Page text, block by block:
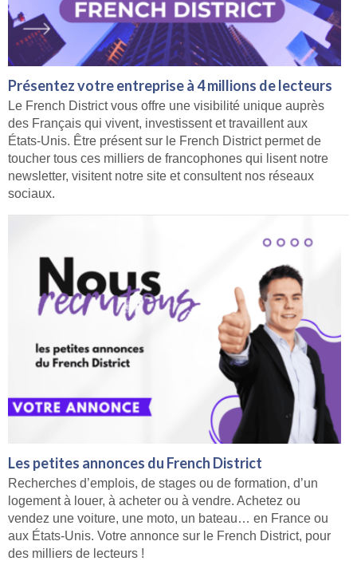
Présentez votre entreprise à 4 millions de lecteurs
Le French District vous offre une visibilité unique auprès
des Français qui vivent, investissent et travaillent aux
États-Unis. Être présent sur le French District permet de
toucher tous ces milliers de francophones qui lisent notre
newsletter, visitent notre site et consultent nos réseaux
sociaux.
Les petites annonces du French District
Recherches d’emplois, de stages ou de formation, d’un
logement à louer, à acheter ou à vendre. Achetez ou
vendez une voiture, une moto, un bateau… en France ou
aux États-Unis. Votre annonce sur le French District, pour
des milliers de lecteurs !